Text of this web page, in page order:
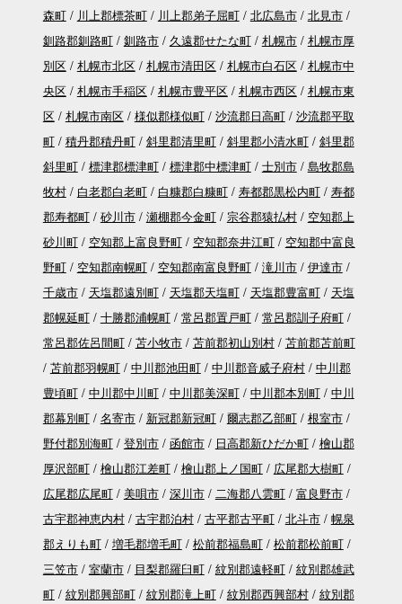
森町
川上郡標茶町 川上郡弟子屈町 北広島市
北見市
釧路郡釧路町
釧路市 久遠郡せたな町 札幌市
札幌市厚
別区
札幌市北区 札幌市清田区 札幌市白石区
札幌市中
央区
札幌市手稲区 札幌市豊平区 札幌市西区
札幌市東
区
札幌市南区 様似郡様似町 沙流郡日高町
沙流郡平取
町
積丹郡積丹町 斜里郡清里町 斜里郡小清水町
斜里郡
斜里町
標津郡標津町 標津郡中標津町 士別市
島牧郡島
牧村
白老郡白老町 白糠郡白糠町 寿都郡黒松内町
寿都
郡寿都町
砂川市 瀬棚郡今金町 宗谷郡猿払村
空知郡上
砂川町
空知郡上富良野町 空知郡奈井江町
空知郡中富良
野町
空知郡南幌町 空知郡南富良野町 滝川市
伊達市
千歳市
天塩郡遠別町 天塩郡天塩町 天塩郡豊富町
天塩
郡幌延町
十勝郡浦幌町 常呂郡置戸町
常呂郡訓子府町
常呂郡佐呂間町
苫小牧市 苫前郡初山別村
苫前郡苫前町
苫前郡羽幌町
中川郡池田町 中川郡音威子府村
中川郡
豊頃町
中川郡中川町 中川郡美深町 中川郡本別町
中川
郡幕別町
名寄市 新冠郡新冠町 爾志郡乙部町
根室市
野付郡別海町
登別市 函館市 日高郡新ひだか町
檜山郡
厚沢部町
檜山郡江差町 檜山郡上ノ国町
広尾郡大樹町
広尾郡広尾町
美唄市 深川市 二海郡八雲町
富良野市
古宇郡神恵内村
古宇郡泊村 古平郡古平町 北斗市
幌泉
郡えりも町
増毛郡増毛町 松前郡福島町
松前郡松前町
三笠市
室蘭市 目梨郡羅臼町 紋別郡遠軽町
紋別郡雄武
町
紋別郡興部町 紋別郡滝上町 紋別郡西興部村
紋別郡